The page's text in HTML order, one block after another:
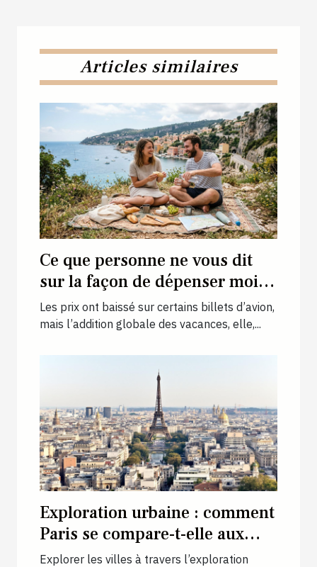
Articles similaires
Ce que personne ne vous dit
sur la façon de dépenser moins
en vacances
Les prix ont baissé sur certains billets d’avion,
mais l’addition globale des vacances, elle,...
Exploration urbaine : comment
Paris se compare-t-elle aux
autres capitales européennes ?
Explorer les villes à travers l’exploration